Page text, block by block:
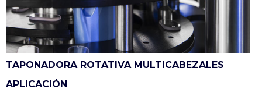
TAPONADORA ROTATIVA MULTICABEZALES
APLICACIÓN